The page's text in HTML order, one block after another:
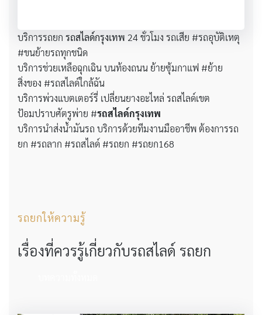
บริการรถยก รถสไลด์กรุงเทพ 24 ชั่วโมง รถเสีย #รถอุบัติเหตุ
#ขนย้ายรถทุกชนิด
บริการช่วยเหลือฉุกเฉิน บนท้องถนน ย้ายซุ้มกาแฟ #ย้าย
สิ่งของ #รถสไลด์ใกล้ฉัน
บริการพ่วงแบตเตอร์รี่ เปลี่ยนยางอะไหล่ รถสไลด์เขต
ป้อมปราบศัตรูพ่าย #รถสไลด์กรุงเทพ
บริการนำส่งน้ำมันรถ บริการด้วยทีมงานมืออาชีพ ต้องการรถ
ยก #รถลาก #รถสไลด์ #รถยก #รถยก168
รถยกให้ความรู้
เรื่องที่ควรรู้เกี่ยวกับรถสไลด์ รถยก